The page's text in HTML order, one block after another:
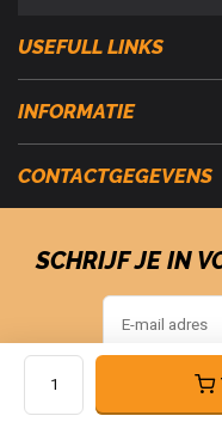
USEFULL LINKS
INFORMATIE
CONTACTGEGEVENS
SCHRIJF JE IN